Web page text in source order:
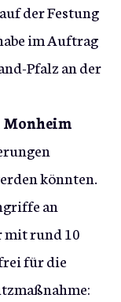
der Festung
im Auftrag
Pfalz an der
könnten.
an
mit rund 10
für die